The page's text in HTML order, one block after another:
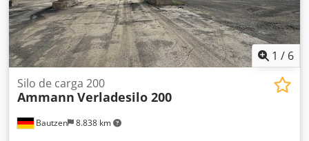
1 / 6
Bautzen 8.838 km
Silo de carga 200
Ammann Verladesilo 200